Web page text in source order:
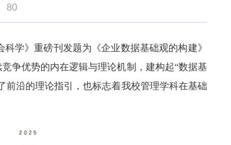
80
学》重磅刊发题为《企业数据基础观的构建》
争优势的内在逻辑与理论机制，建构起“数据基
前沿的理论指引，也标志着我校管理学科在基础